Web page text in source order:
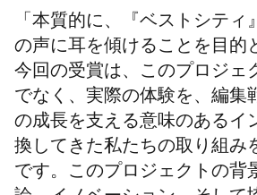
「本質的に、『ベストシティ
の声に耳を傾けることを目的
今回の受賞は、 このプロジェ
でなく、実際の体験を、編集
の成長を支える意味のあるイ
換してきた私たちの取り組み
です。 このプロジェクトの背